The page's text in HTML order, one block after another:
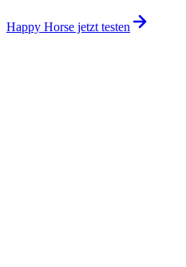
Happy Horse jetzt testen